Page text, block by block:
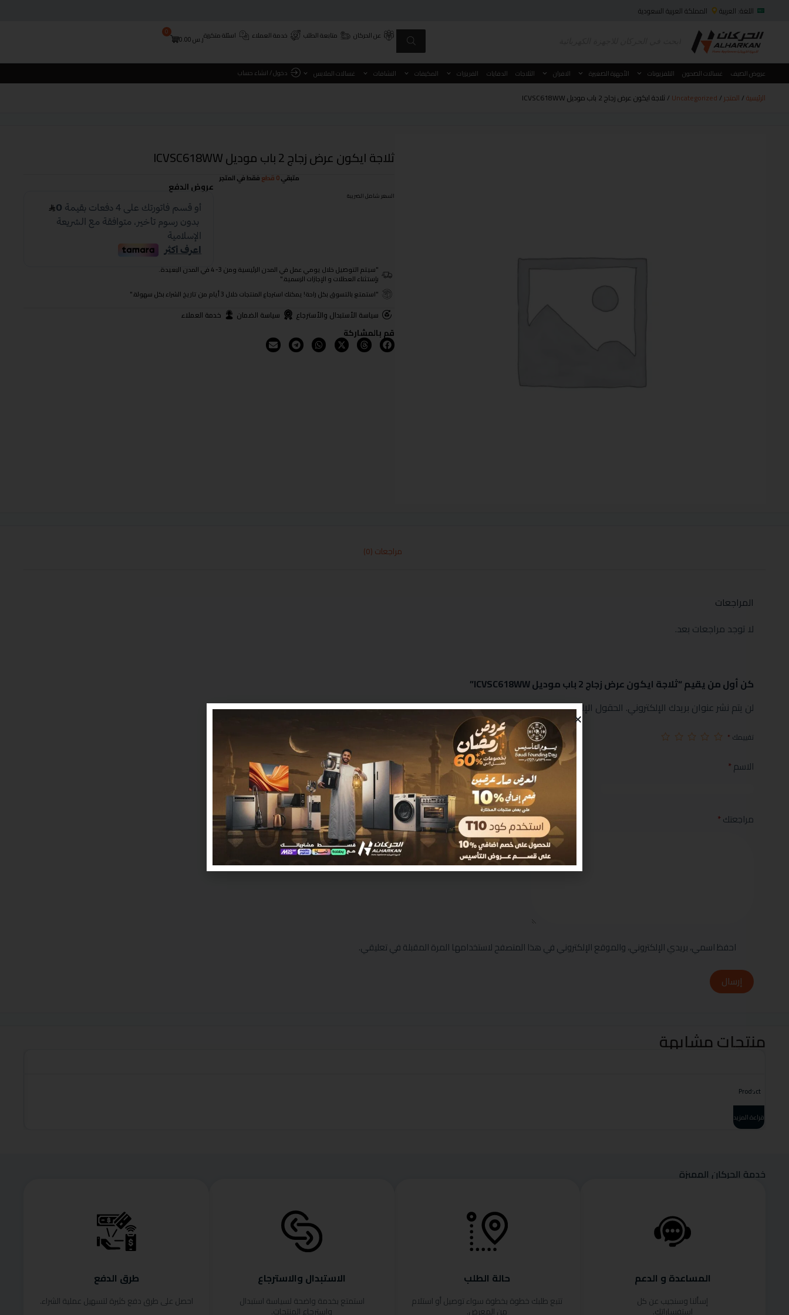
اللغة: العربية المملكة العربية السعودية
عن الحركان متابعة الطلب خدمة العملاء اسئلة متكررةر.س0.00
0
عروض الصيف غسالات الصحون التلفزيونات الأجهزة الصغيرة الافران الثلاجات الدفايات الفريزرات المكيفات النشافات غسالات الملابس دخول / انشاء حساب
الرئيسية/ المتجر /
Uncategorized / ثلاجة ايكون عرض زجاج 2 باب موديل ICVSC618WW
ثلاجة ايكون عرض زجاج 2 باب موديل ICVSC618WW
السعر شامل الضريبة
متبقي0 قطع فقط في المتجر
عروض الدفع
"سيتم التوصيل خلال يومي عمل في المدن الرئيسية ومن 3- 4 في المدن البعيدة.
بإستثناء العطلات و الإجازات الرسمية."
"استمتع بالتسوق بكل راحة! يمكنك استرجاع المنتجات خلال 3 أيام من تاريخ الشراء بكل سهولة."
سياسة الأستبدال والأسترجاع سياسة الضمان خدمة العملاء
قم بالمشاركة
مراجعات (0)
المراجعات
لا توجد مراجعات بعد.
كن أول من يقيم “ثلاجة ايكون عرض زجاج 2 باب موديل ICVSC618WW”
لن يتم نشر عنوان بريدك الإلكتروني. الحقول الإلزامية مشار إليها بـ*
تقييمك *
الاسم* البريد الإلكتروني*
مراجعتك*
احفظ اسمي، بريدي الإلكتروني، والموقع الإلكتروني في هذا المتصفح لاستخدامها المرة المقبلة في تعليقي.
إرسال
منتجات مشابهة
Product
قراءة المزيد
خدمة الحركان المميزة
المساعدة و الدعم
إسألنا وسنجيب عن كل
استفساراتك.
حالة الطلب
تتبع طلبك خطوة بخطوة سواء توصيل أو استلام
من المعرض.
الاستبدال والاسترجاع
استمتع بخدمة واضحة لسياسة استبدال
واسترجاع المنتجات.
طرق الدفع
احصل على طرق دفع كثيرة لتسهيل عملية الشراء.